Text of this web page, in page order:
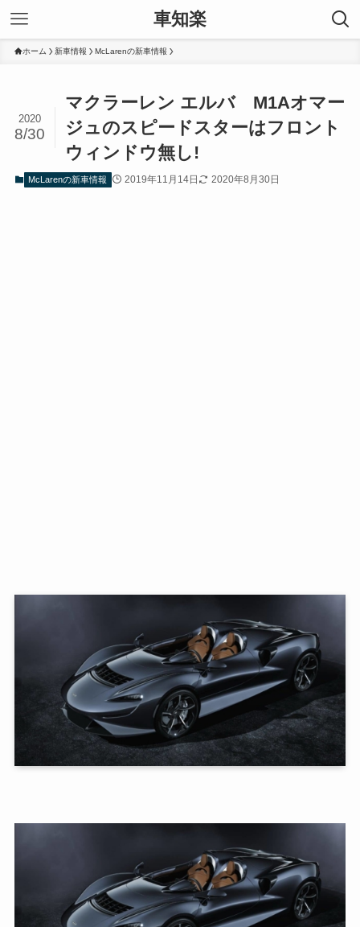
車知楽
ホーム 新車情報 McLarenの新車情報
マクラーレン エルバ M1Aオマー
ジュのスピードスターはフロント
ウィンドウ無し!
2020
8/30
McLarenの新車情報 2019年11月14日 2020年8月30日